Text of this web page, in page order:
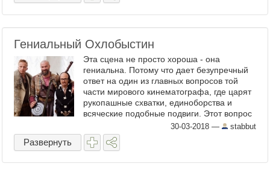
Гениальный Охлобыстин
Эта сцена не просто хороша - она
гениальна. Потому что дает безупречный
ответ на один из главных вопросов той
части мирового кинематографа, где царят
рукопашные схватки, единоборства и
всяческие подобные подвиги. Этот вопрос
задал однажды своей маме один
первоклассник, потрясенный ...
30-03-2018 — stabbut
Развернуть